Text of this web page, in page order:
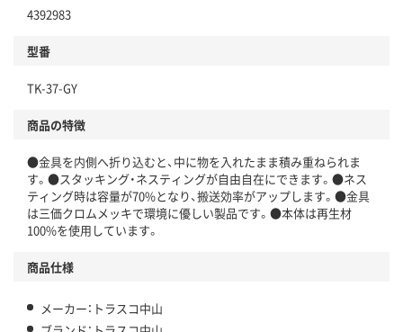
4392983
型番
TK-37-GY
商品の特徴
●金具を内側へ折り込むと、中に物を入れたまま積み重ねられま
す。●スタッキング・ネスティングが自由自在にできます。●ネス
ティング時は容量が70%となり、搬送効率がアップします。●金具
は三価クロムメッキで環境に優しい製品です。●本体は再生材
100%を使用しています。
商品仕様
メーカー：トラスコ中山